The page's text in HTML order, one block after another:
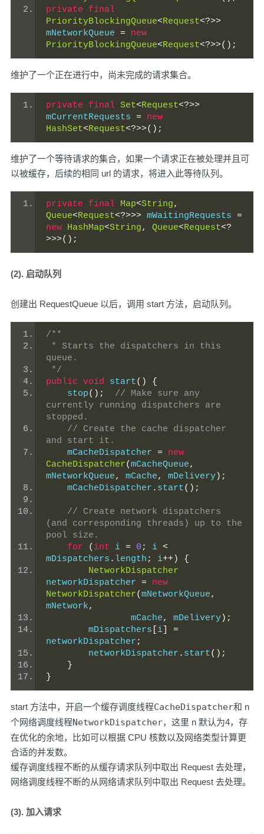
private
final
PriorityBlockingQueue<Request<?>>
mNetworkQueue = new
PriorityBlockingQueue<Request<?>>();
维护了一个正在进行中，尚未完成的请求集合。
private final Set<Request<?>>
mCurrentRequests = new
HashSet<Request<?>>();
维护了一个等待请求的集合，如果一个请求正在被处理并且可
以被缓存，后续的相同 url 的请求，将进入此等待队列。
private final Map<String,
Queue<Request<?>>> mWaitingRequests =
new HashMap<String, Queue<Request<?
>>>();
(2). 启动队列
创建出 RequestQueue 以后，调用 start 方法，启动队列。
/**
queue.
*/
public void start()
{
    stop
();
// Make sure any
currently running dispatchers are
stopped.
// Create the cache dispatcher
and start it.
    mCacheDispatcher
= new
CacheDispatcher(mCacheQueue,
mNetworkQueue, mCache, mDelivery);
    mCacheDispatcher
. start();
// Create network dispatchers
(and corresponding threads) up to the
pool size.
for
( int i = 0 ; i <
mDispatchers . length ; i++)
{
NetworkDispatcher
networkDispatcher = new
NetworkDispatcher(mNetworkQueue,
mNetwork,
                mCache
, mDelivery);
        mDispatchers
i
=
networkDispatcher ;
        networkDispatcher
. start();
}
}
start 方法中，开启一个缓存调度线程CacheDispatcher和 n
个网络调度线程NetworkDispatcher，这里 n 默认为4，存
在优化的余地，比如可以根据 CPU 核数以及网络类型计算更
合适的并发数。
缓存调度线程不断的从缓存请求队列中取出 Request 去处理，
网络调度线程不断的从网络请求队列中取出 Request 去处理。
(3). 加入请求